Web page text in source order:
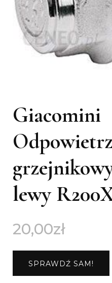
Giacomini
lewy
20,00zł
SPRAWDŹ SAM!